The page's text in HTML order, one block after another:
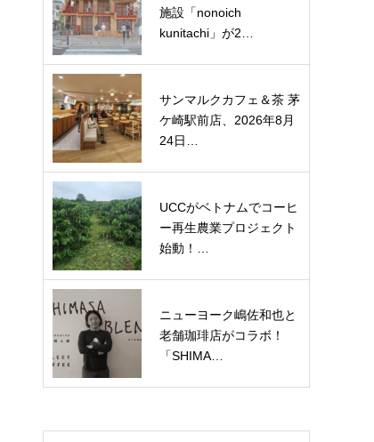
施設「nonoich
kunitachi」が2…
サンマルクカフェ＆茶 茅
ケ崎駅前店、2026年8月
24日…
UCCがベトナムでコーヒ
ー再生農業プロジェクト
始動！…
ニューヨーク嶋佐和也と
老舗珈琲店がコラボ！
「SHIMA…